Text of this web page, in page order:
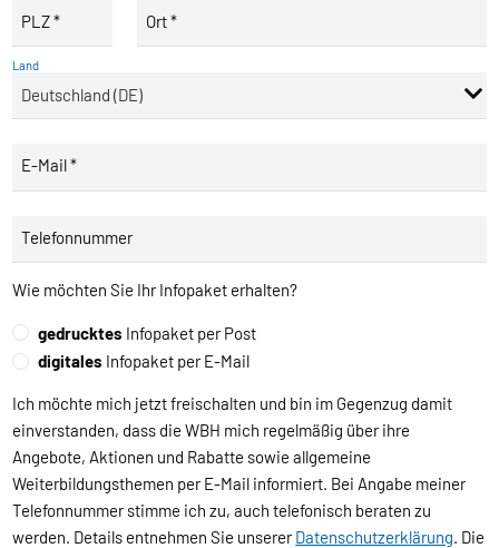
PLZ * Ort *
Land
E-Mail *
Telefonnummer
Wie möchten Sie Ihr Infopaket erhalten?
gedrucktes Infopaket per Post
digitales Infopaket per E-Mail
Ich möchte mich jetzt freischalten und bin im Gegenzug damit
einverstanden, dass die WBH mich regelmäßig über ihre
Angebote, Aktionen und Rabatte sowie allgemeine
Weiterbildungsthemen per E-Mail informiert. Bei Angabe meiner
Telefonnummer stimme ich zu, auch telefonisch beraten zu
werden. Details entnehmen Sie unsererDatenschutzerklärung. Die